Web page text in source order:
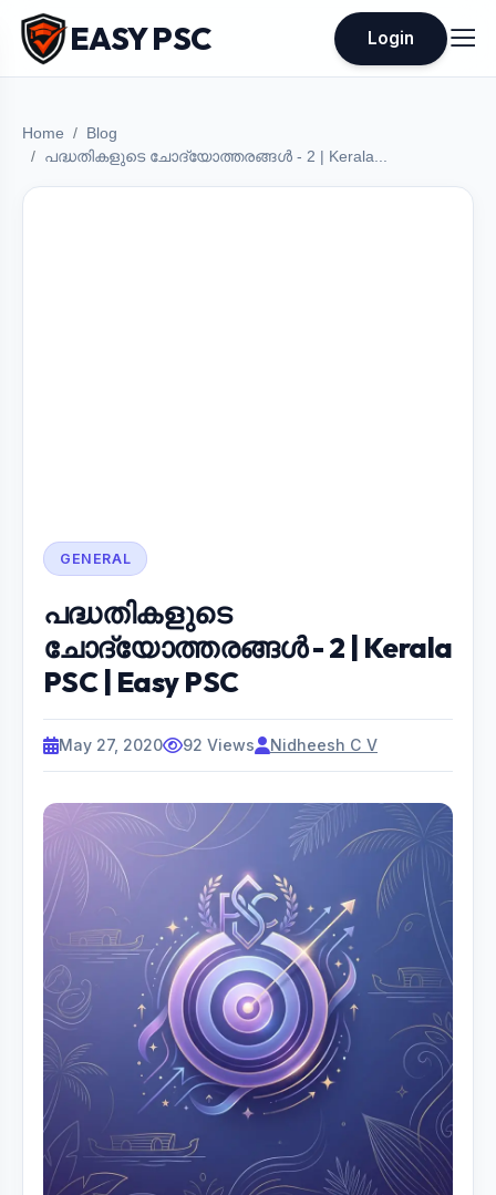
EASY PSC Login
Home
Blog
പദ്ധതികളുടെ ചോദ്യോത്തരങ്ങൾ - 2 | Kerala...
GENERAL
പദ്ധതികളുടെ
ചോദ്യോത്തരങ്ങൾ - 2 | Kerala
PSC | Easy PSC
May 27, 2020 92 Views Nidheesh C V